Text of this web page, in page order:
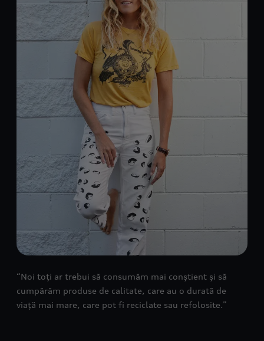
“Noi toți ar trebui să consumăm mai conștient și să
cumpărăm produse de calitate, care au o durată de
viață mai mare, care pot fi reciclate sau refolosite.”